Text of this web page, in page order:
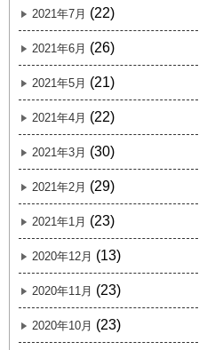
2021年7月 (22)
2021年6月 (26)
2021年5月 (21)
2021年4月 (22)
2021年3月 (30)
2021年2月 (29)
2021年1月 (23)
2020年12月 (13)
2020年11月 (23)
2020年10月 (23)